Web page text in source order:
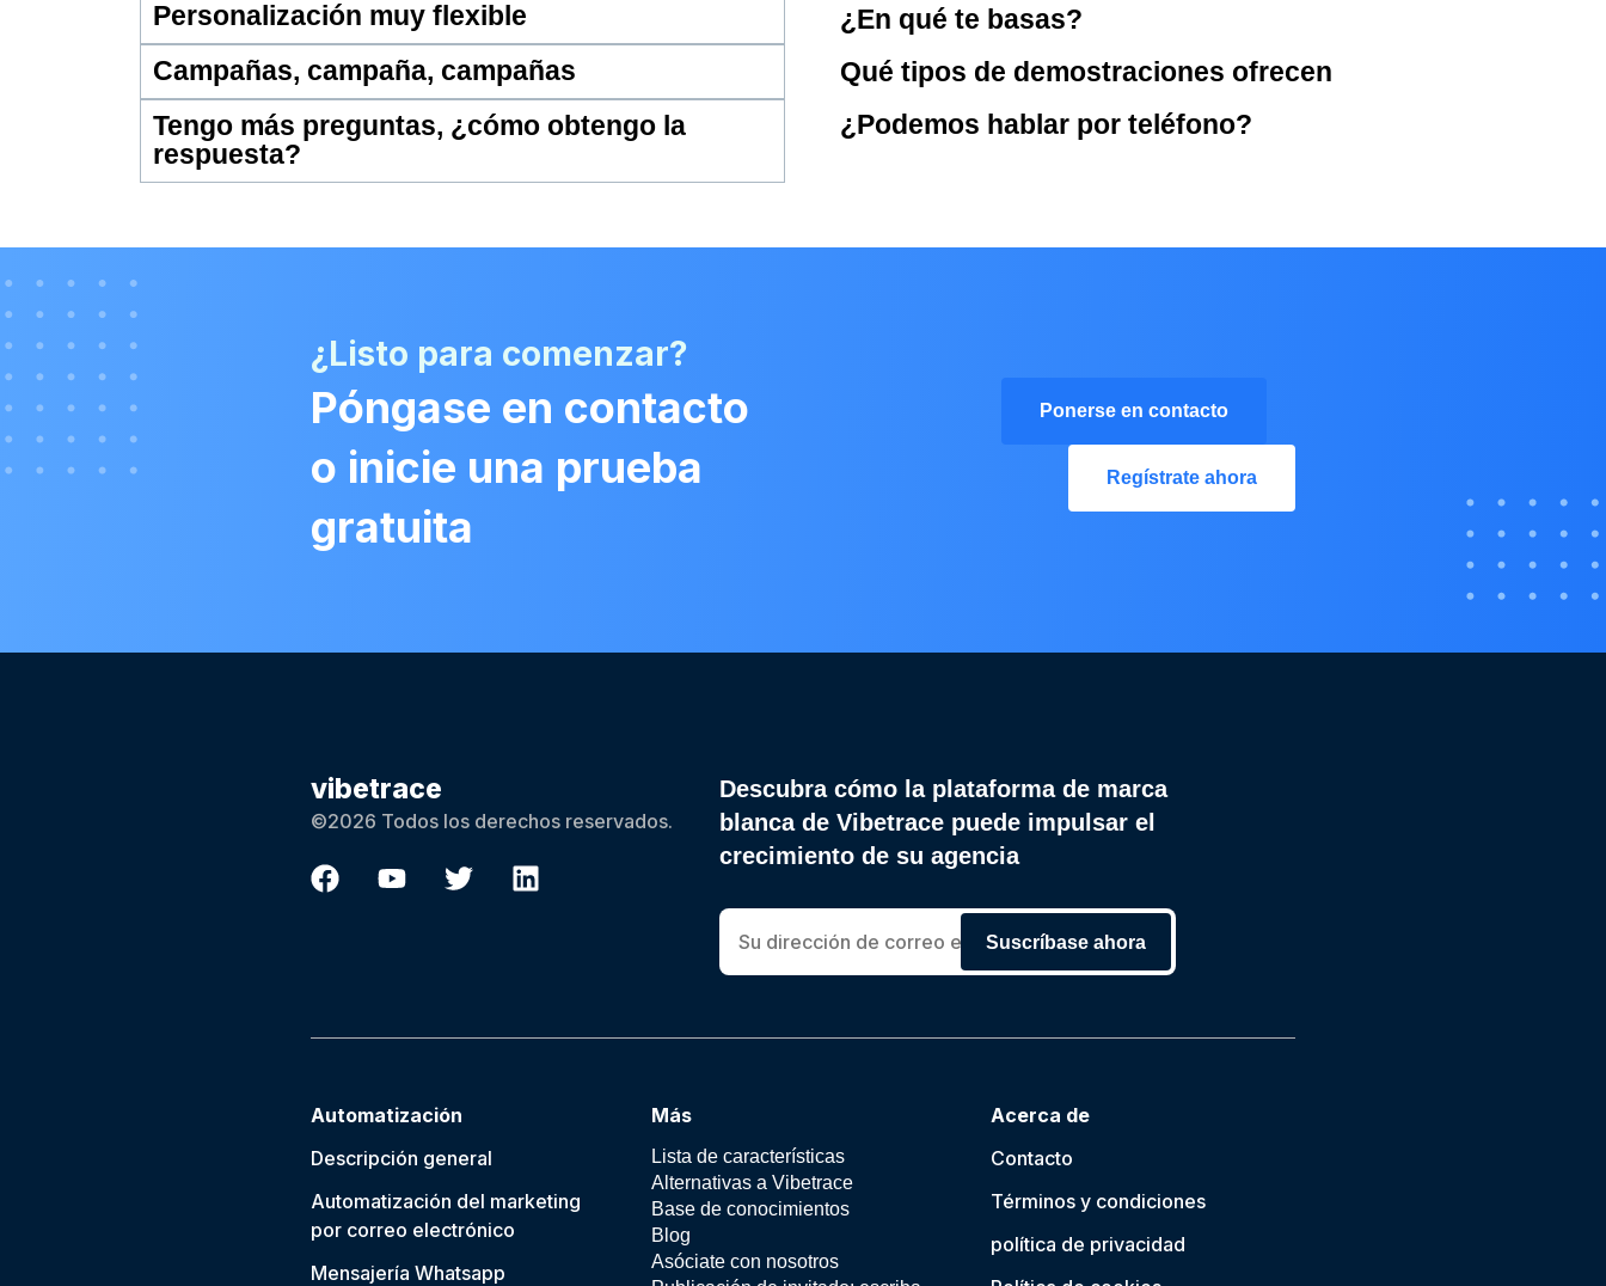
Personalización muy flexible
Campañas, campaña, campañas
Tengo más preguntas, ¿cómo obtengo la
respuesta?
¿En qué te basas?
Qué tipos de demostraciones ofrecen
¿Podemos hablar por teléfono?
¿Listo para comenzar?
Póngase en contacto
o inicie una prueba
gratuita
Ponerse en contacto
Regístrate ahora
vibetrace
©2026 Todos los derechos reservados.
Descubra cómo la plataforma de marca
blanca de Vibetrace puede impulsar el
crecimiento de su agencia
Suscríbase ahora
Automatización
Descripción general
Automatización del marketing
por correo electrónico
Mensajería Whatsapp
Más
Lista de características
Alternativas a Vibetrace
Base de conocimientos
Blog
Asóciate con nosotros
Acerca de
Contacto
Términos y condiciones
política de privacidad